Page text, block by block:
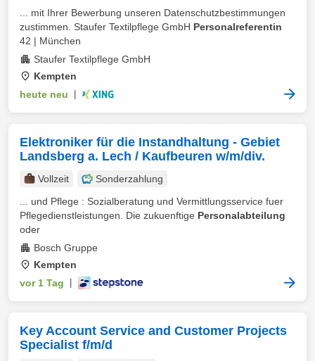
... mit Ihrer Bewerbung unseren Datenschutzbestimmungen
zustimmen. Staufer Textilpflege GmbH Personalreferentin
42 | München
Staufer Textilpflege GmbH
Kempten
heute neu
Elektroniker für die Instandhaltung - Gebiet
Landsberg a. Lech / Kaufbeuren w/m/div.
Vollzeit
Sonderzahlung
... und Pflege : Sozialberatung und Vermittlungsservice fuer
Pflegedienstleistungen. Die zukuenftige Personalabteilung
oder
Bosch Gruppe
Kempten
vor 1 Tag
Key Account Service and Customer Projects
Specialist f/m/d